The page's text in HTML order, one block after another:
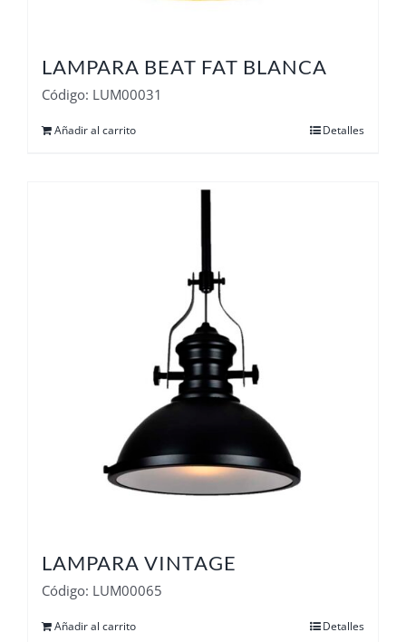
LAMPARA BEAT FAT BLANCA
Código: LUM00031
Añadir al carrito Detalles
LAMPARA VINTAGE
Código: LUM00065
Añadir al carrito Detalles